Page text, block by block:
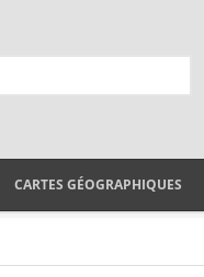
CARTES GÉOGRAPHIQUES